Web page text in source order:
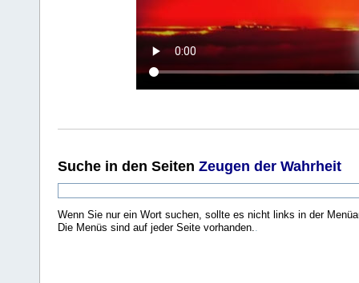
Suche in den Seiten Zeugen der Wahrheit
Wenn Sie nur ein Wort suchen, sollte es nicht links in der
Die Menüs sind auf jeder Seite vorhanden.